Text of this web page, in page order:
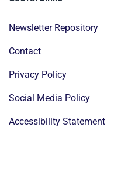
Newsletter Repository
Contact
Privacy Policy
Social Media Policy
Accessibility Statement